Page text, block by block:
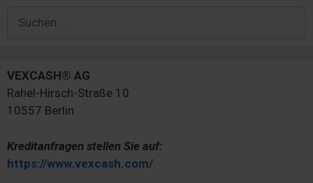
VEXCASH® AG
Rahel-Hirsch-Straße 10
10557 Berlin
Kreditanfragen stellen Sie auf:
https://www.vexcash.com/